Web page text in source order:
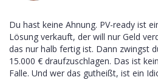
Du hast keine Ahnung. PV-ready ist
Lösung verkauft, der will nur Geld
das nur halb fertig ist. Dann zwingst
15.000 € draufzuschlagen. Das ist
Falle. Und wer das gutheißt, ist ein